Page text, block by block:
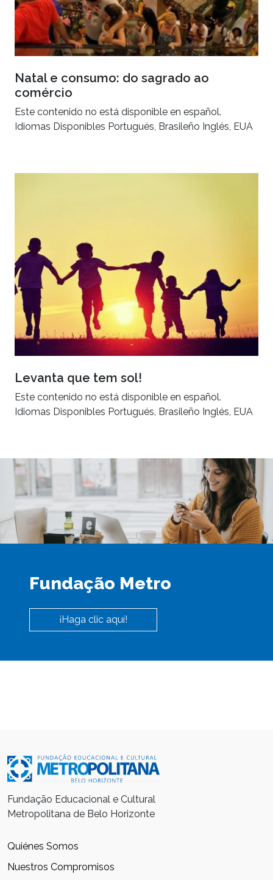
Natal e consumo: do sagrado ao
comércio
Este contenido no está disponible en español.
Idiomas Disponibles Portugués, Brasileño Inglés, EUA
Levanta que tem sol!
Este contenido no está disponible en español.
Idiomas Disponibles Portugués, Brasileño Inglés, EUA
Fundação Metro
¡Haga clic aquí!
Fundação Educacional e Cultural
Metropolitana de Belo Horizonte
Quiénes Somos
Nuestros Compromisos